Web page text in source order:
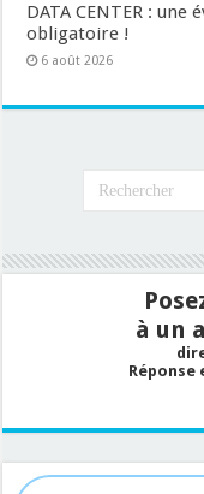
DATA CENTER :
obligatoire !
6 août 2026
à un
Réponse